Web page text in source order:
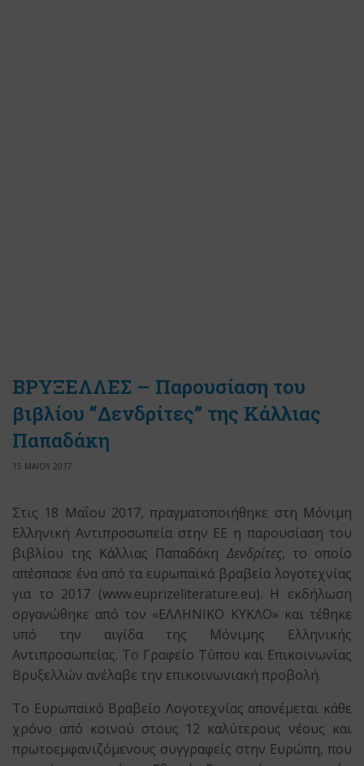
ΒΡΥΞΕΛΛΕΣ – Παρουσίαση του
βιβλίου “Δενδρίτες” της Κάλλιας
Παπαδάκη
15 ΜΑΪΟΥ 2017
Στις 18 Μαΐου 2017, πραγματοποιήθηκε στη Μόνιμη
Ελληνική Αντιπροσωπεία στην ΕΕ η παρουσίαση του
βιβλίου της Κάλλιας Παπαδάκη Δενδρίτες, το οποίο
απέσπασε ένα από τα ευρωπαϊκά βραβεία λογοτεχνίας
για το 2017 (www.euprizeliterature.eu). Η εκδήλωση
οργανώθηκε από τον «ΕΛΛΗΝΙΚΟ ΚΥΚΛΟ» και τέθηκε
υπό την αιγίδα της Μόνιμης Ελληνικής
Αντιπροσωπείας. Το Γραφείο Τύπου και Επικοινωνίας
Βρυξελλών ανέλαβε την επικοινωνιακή προβολή.
Το Ευρωπαϊκό Βραβείο Λογοτεχνίας απονέμεται κάθε
χρόνο από κοινού στους 12 καλύτερους νέους και
πρωτοεμφανιζόμενους συγγραφείς στην Ευρώπη, που